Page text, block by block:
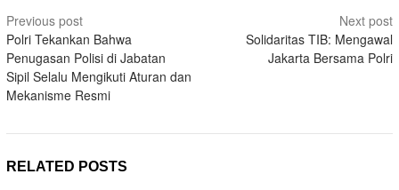
Post
navigation
Previous post
Polri Tekankan Bahwa
Penugasan Polisi di Jabatan
Sipil Selalu Mengikuti Aturan dan
Mekanisme Resmi
Next post
Solidaritas TIB: Mengawal
Jakarta Bersama Polri
RELATED POSTS